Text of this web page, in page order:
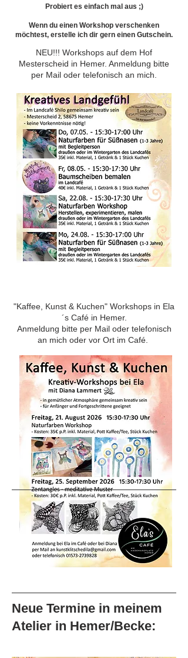
Probiert es einfach mal aus ;)
Wenn du einen Workshop verschenken
möchtest, erstelle ich dir gern einen Gutschein.
NEU!!! Workshops auf dem Hof
Mesterscheid in Hemer. Anmeldung bitte
per Mail oder telefonisch an mich.
"Kaffee, Kunst & Kuchen" Workshops in Ela
´s Café in Hemer.
Anmeldung bitte per Mail oder telefonisch
an mich oder vor Ort im Café.
Neue Termine in meinem
Atelier in Hemer/Becke: